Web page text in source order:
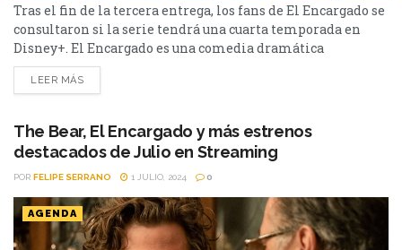
Tras el fin de la tercera entrega, los fans de El Encargado se
consultaron si la serie tendrá una cuarta temporada en
Disney+. El Encargado es una comedia dramática
argentina y fue el gran éxito de Star+ en el 2022 y 2023. La
serie sigue la historia de Eliseo que trabaja como
LEER MÁS
The Bear, El Encargado y más estrenos
destacados de Julio en Streaming
POR FELIPE SERRANO 1 JULIO, 2024 0
AGENDA